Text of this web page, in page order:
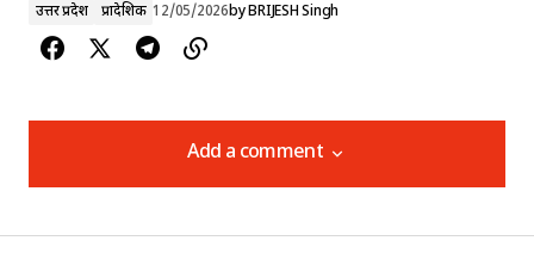
उत्तर प्रदेश प्रादेशिक 12/05/2026byBRIJESH Singh
Add a comment
Add a comment